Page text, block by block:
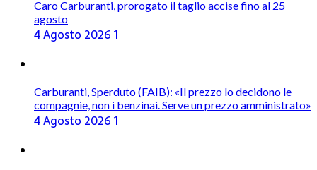
Caro Carburanti, prorogato il taglio accise fino al 25
agosto
4 Agosto 20261
Carburanti, Sperduto (FAIB): «Il prezzo lo decidono le
compagnie, non i benzinai. Serve un prezzo amministrato»
4 Agosto 20261